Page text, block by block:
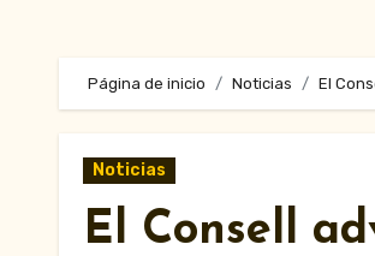
Página de inicio Noticias El
Noticias
El Consell